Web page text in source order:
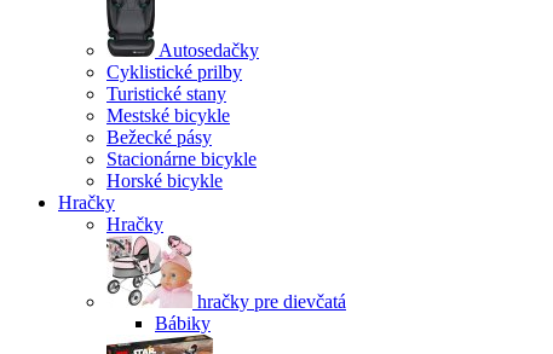
Autosedačky
Cyklistické prilby
Turistické stany
Mestské bicykle
Bežecké pásy
Stacionárne bicykle
Horské bicykle
Hračky
Hračky
hračky pre dievčatá
Bábiky